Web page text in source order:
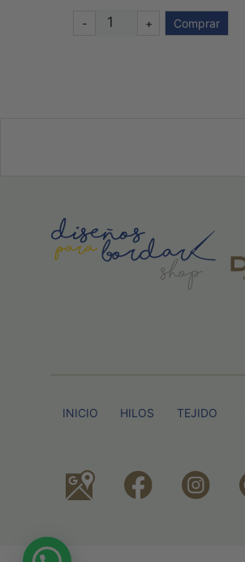
- + Comprar
INICIO HILOS TEJIDO